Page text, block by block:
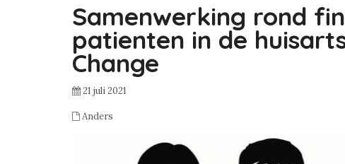
Samenwerking rond
patienten in de
Change
21 juli 2021
Anders